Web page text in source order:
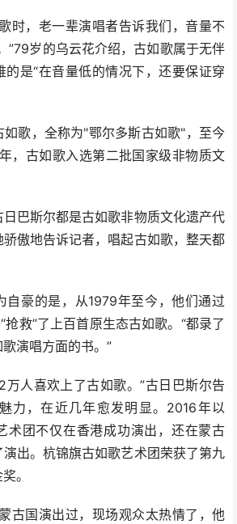
，老一辈演唱者告诉我们，音量不
”79岁的乌云花介绍，古如歌属于无伴
的是“在音量低的情况下，还要保证穿
歌，全称为"鄂尔多斯古如歌"，至今
，古如歌入选第二批国家级非物质文
斯尔都是古如歌非物质文化遗产代
傲地告诉记者，唱起古如歌，整天都
豪的是，从1979年至今，他们通过
救”了上百首原生态古如歌。“都录了
演唱方面的书。”
人喜欢上了古如歌。”古日巴斯尔告
力，在近几年愈发明显。2016年以
术团不仅在香港成功演出，还在蒙古
出。杭锦旗古如歌艺术团荣获了第九
。
国演出过，现场观众太热情了，他